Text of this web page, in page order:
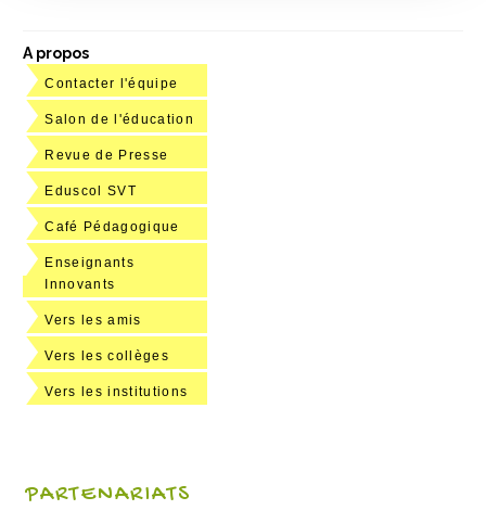
A propos
Contacter l'équipe
Salon de l'éducation
Revue de Presse
Eduscol SVT
Café Pédagogique
Enseignants
Innovants
Vers les amis
Vers les collèges
Vers les institutions
PARTENARIATS